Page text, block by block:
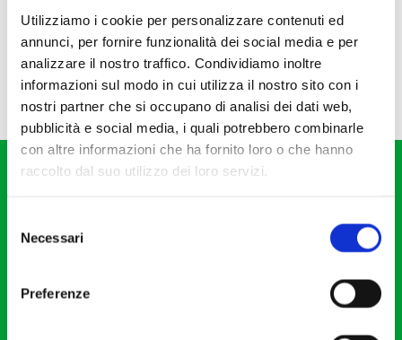
Utilizziamo i cookie per personalizzare contenuti ed
annunci, per fornire funzionalità dei social media e per
analizzare il nostro traffico. Condividiamo inoltre
informazioni sul modo in cui utilizza il nostro sito con i
nostri partner che si occupano di analisi dei dati web,
pubblicità e social media, i quali potrebbero combinarle
con altre informazioni che ha fornito loro o che hanno
raccolto dal suo utilizzo dei loro servizi.
delNecessari
Preferenze
Via S. Giovanni sul Muro, 2